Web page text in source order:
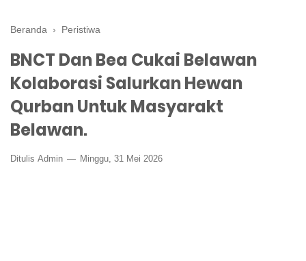
Beranda › Peristiwa
BNCT Dan Bea Cukai Belawan
Kolaborasi Salurkan Hewan
Qurban Untuk Masyarakt
Belawan.
Ditulis Admin Minggu, 31 Mei 2026